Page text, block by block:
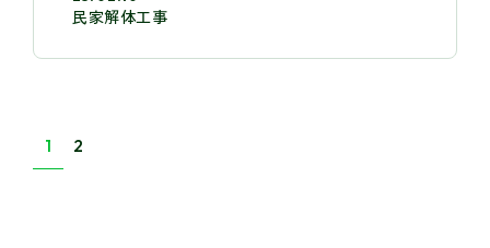
民家解体工事
1 2